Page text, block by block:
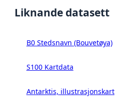
Liknande datasett
B0 Stedsnavn (Bouvetøya)
S100 Kartdata
Antarktis, illustrasjonskart